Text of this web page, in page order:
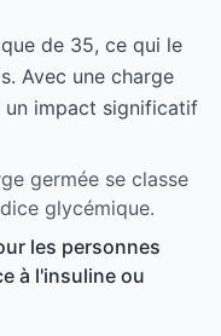
de 35, ce qui le
Avec une charge
un impact significatif
germée se classe
glycémique.
les personnes
à l'insuline ou